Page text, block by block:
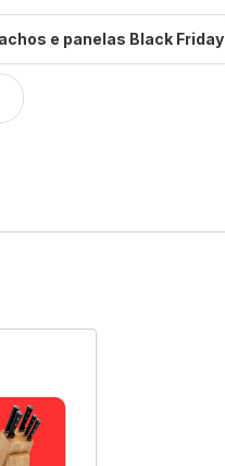
e panelas Black Friday